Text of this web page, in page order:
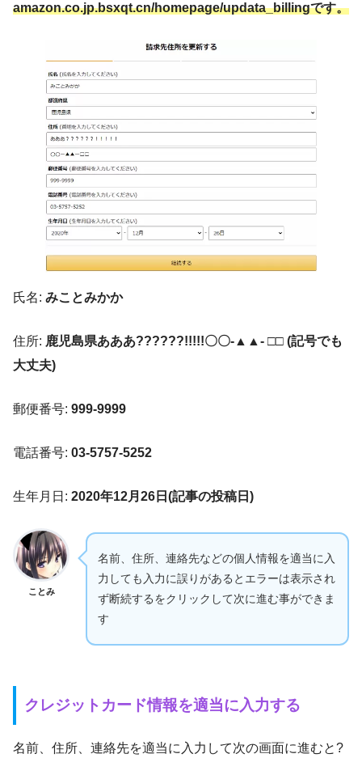
amazon.co.jp.bsxqt.cn/homepage/updata_billingです。
氏名: みことみかか
住所: 鹿児島県あああ??????!!!!!〇〇-▲▲- □□ (記号でも
大丈夫)
郵便番号: 999-9999
電話番号: 03-5757-5252
生年月日: 2020年12月26日(記事の投稿日)
ことみ
名前、住所、連絡先などの個人情報を適当に入
力しても入力に誤りがあるとエラーは表示され
ず断続するをクリックして次に進む事ができま
す
クレジットカード情報を適当に入力する
名前、住所、連絡先を適当に入力して次の画面に進むと?